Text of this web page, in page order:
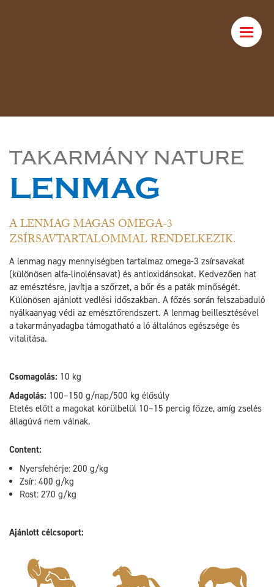
Toggle
TAKARMÁNY NATURE
LENMAG
A LENMAG MAGAS OMEGA-3
ZSÍRSAVTARTALOMMAL RENDELKEZIK.
A lenmag nagy mennyiségben tartalmaz omega-3 zsírsavakat
(különösen alfa-linolénsavat) és antioxidánsokat. Kedvezően hat
az emésztésre, javítja a szőrzet, a bőr és a paták minőségét.
Különösen ajánlott vedlési időszakban. A főzés során felszabaduló
nyálkaanyag védi az emésztőrendszert. A lenmag beillesztésével
a takarmányadagba támogatható a ló általános egészsége és
vitalitása.
Csomagolás: 10 kg
Adagolás: 100–150 g/nap/500 kg élősúly
Etetés előtt a magokat körülbelül 10–15 percig főzze, amíg zselés
állagúvá nem válnak.
Content:
Nyersfehérje: 200 g/kg
Zsír: 400 g/kg
Rost: 270 g/kg
Ajánlott célcsoport: